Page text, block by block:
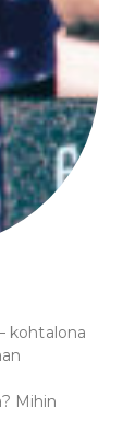
kohtalona
Mihin